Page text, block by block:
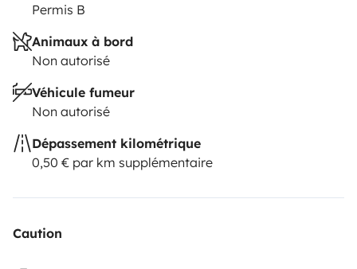
Permis B
Animaux à bord
Non autorisé
Véhicule fumeur
Non autorisé
Dépassement kilométrique
0,50 € par km supplémentaire
Caution